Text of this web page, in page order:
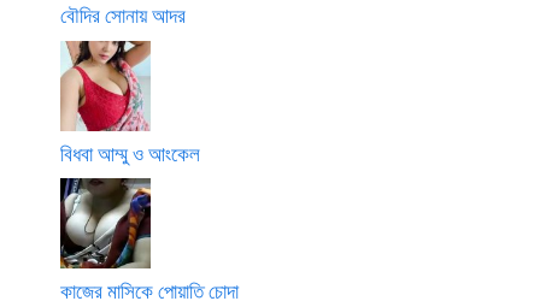
বৌদির সোনায় আদর
বিধবা আম্মু ও আংকেল
কাজের মাসিকে পোয়াতি চোদা